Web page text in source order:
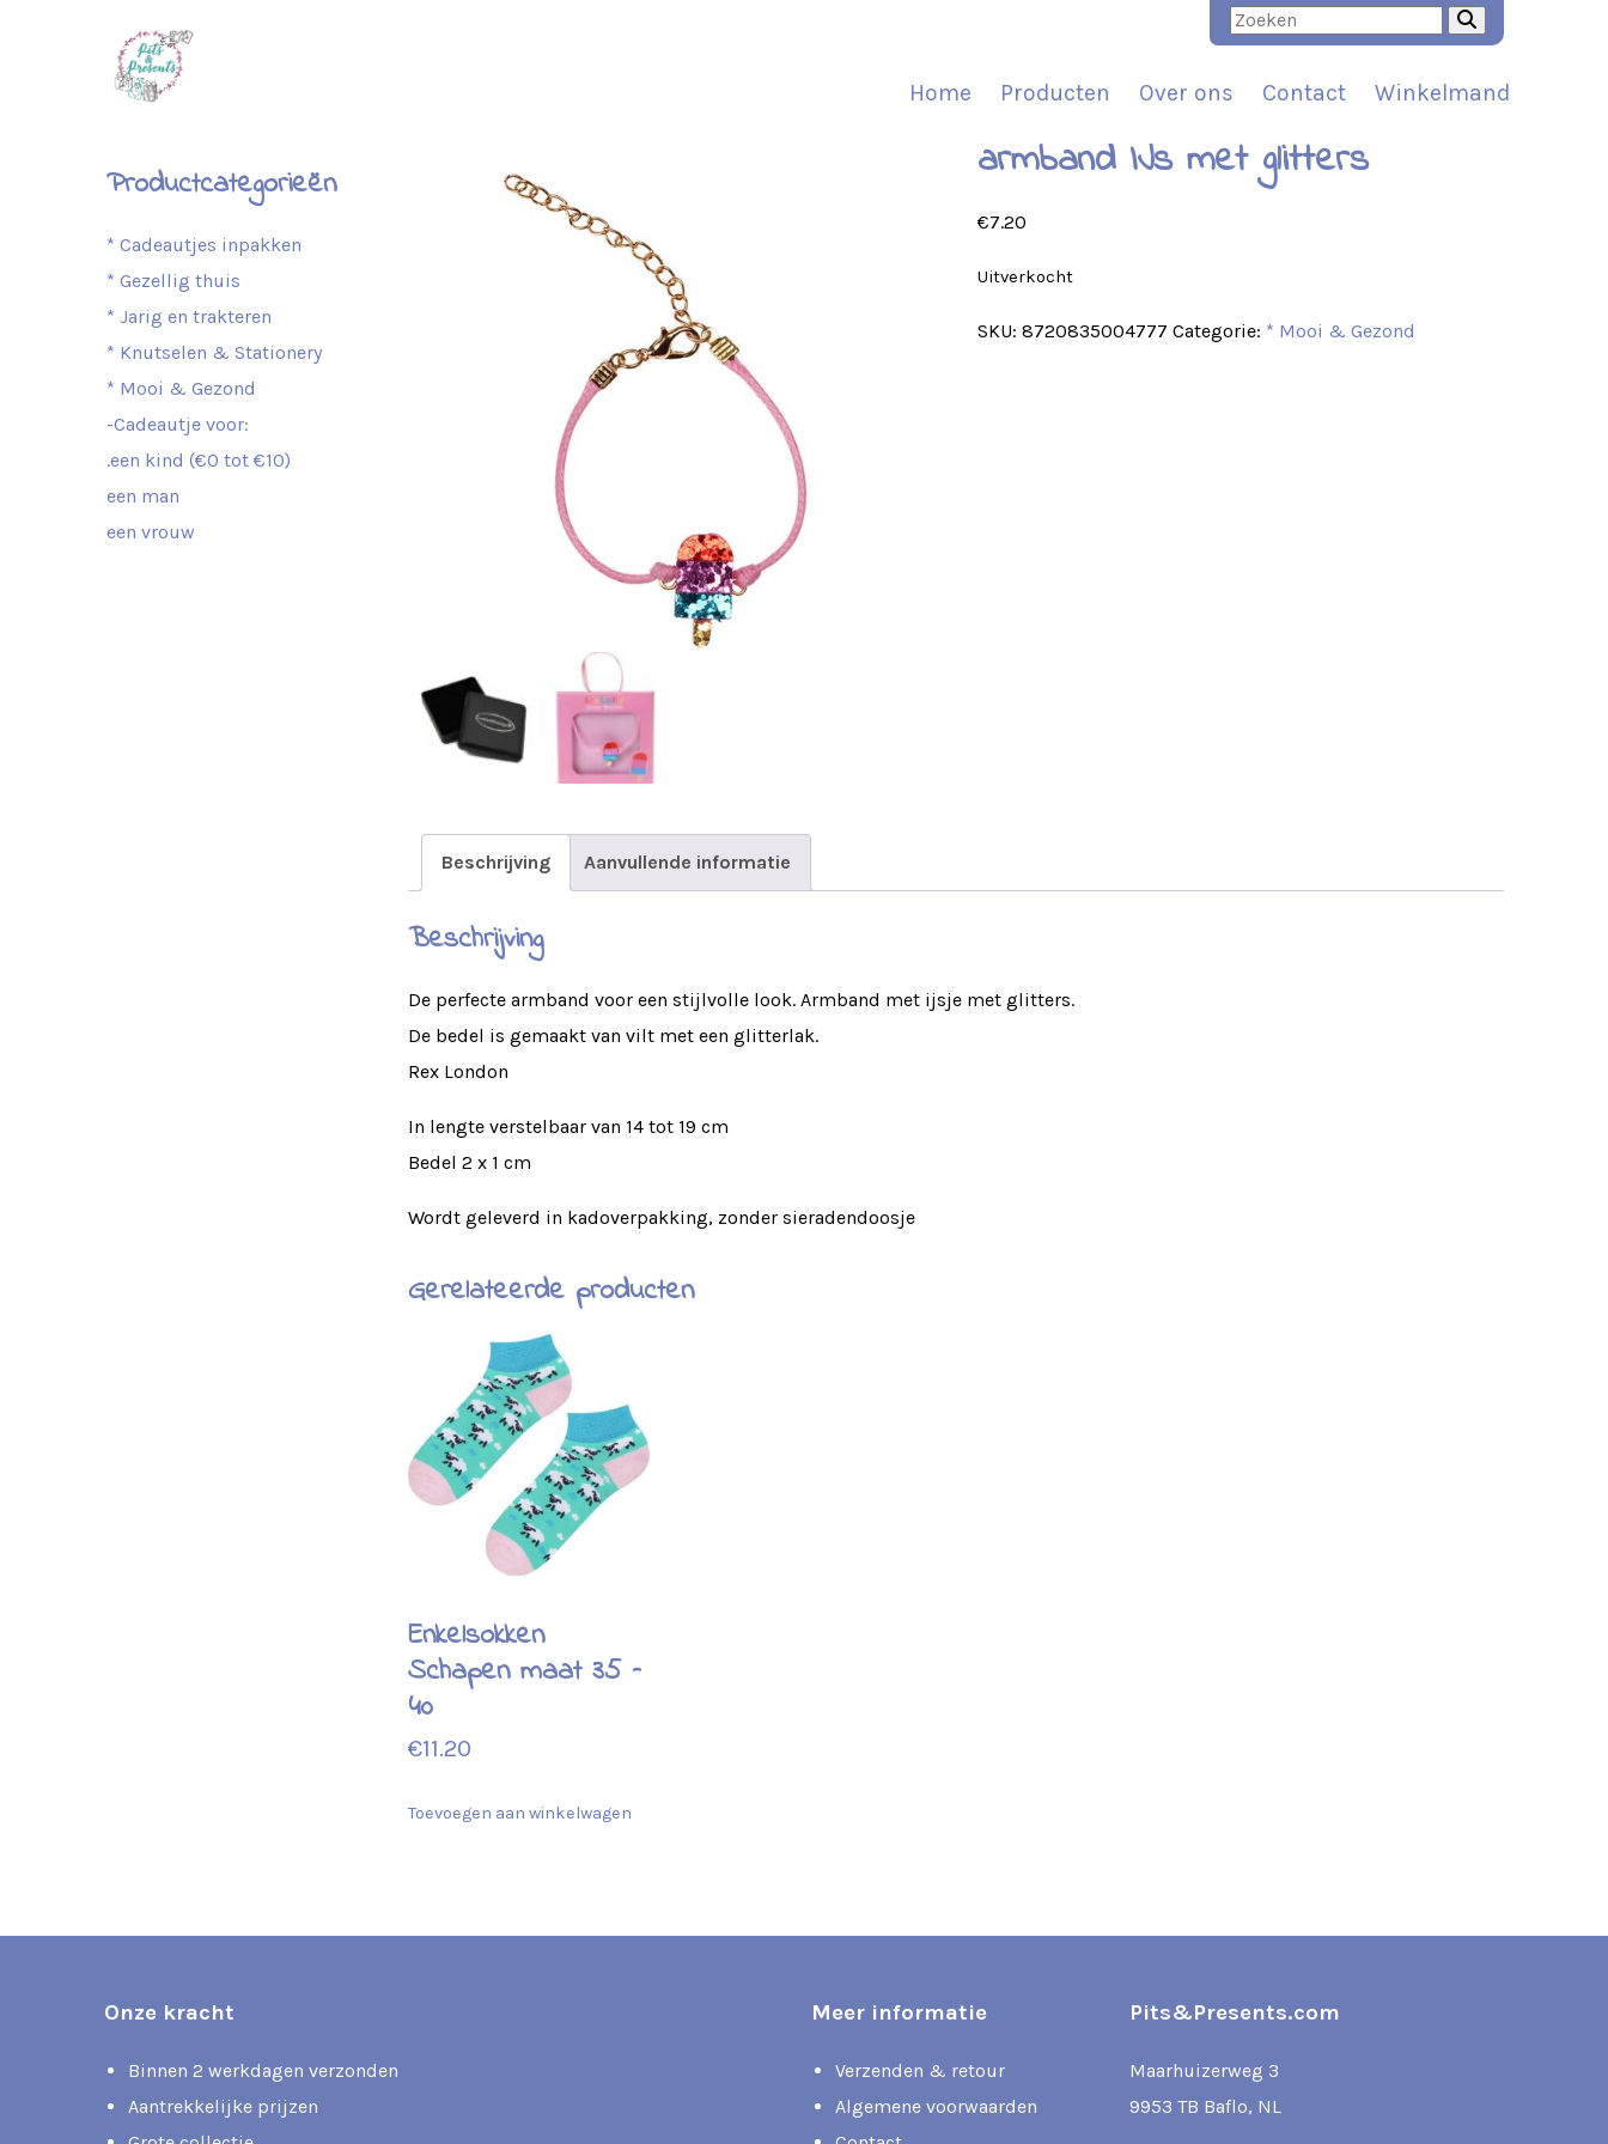
Home Producten Over ons Contact Winkelmand
armband IJs met glitters
€7.20
Uitverkocht
SKU:8720835004777 Categorie: * Mooi & Gezond
Beschrijving Aanvullende informatie
Beschrijving
De perfecte armband voor een stijlvolle look. Armband met ijsje met glitters.
De bedel is gemaakt van vilt met een glitterlak.
Rex London
In lengte verstelbaar van 14 tot 19 cm
Bedel 2 x 1 cm
Wordt geleverd in kadoverpakking, zonder sieradendoosje
Gerelateerde producten
Enkelsokken
Schapen maat 35 –
40
€11.20
Toevoegen aan winkelwagen
Productcategorieën
* Cadeautjes inpakken
* Gezellig thuis
* Jarig en trakteren
* Knutselen & Stationery
* Mooi & Gezond
-Cadeautje voor:
.een kind (€0 tot €10)
een man
een vrouw
Onze kracht
Binnen 2 werkdagen verzonden
Aantrekkelijke prijzen
Meer informatie
Verzenden & retour
Algemene voorwaarden
Pits&Presents.com
Maarhuizerweg 3
9953 TB Baflo, NL